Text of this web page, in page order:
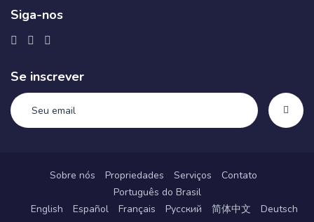
Siga-nos
Se inscrever
Sobre nós Propriedades Serviços
Contato
Português do Brasil
English
Español Français Русский 简体中文 Deutsch